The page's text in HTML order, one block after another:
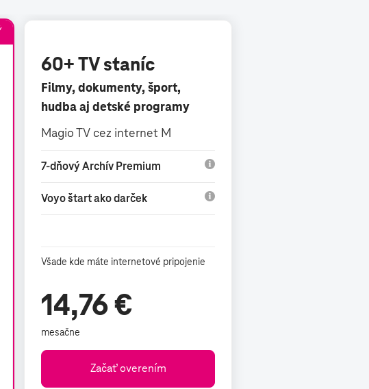
60+ TV staníc
Filmy, dokumenty, šport,
hudba aj detské programy
Magio TV cez internet M
7-dňový Archív Premium
Voyo štart ako darček
Všade kde máte internetové pripojenie
14,76 €
mesačne
Začať overením